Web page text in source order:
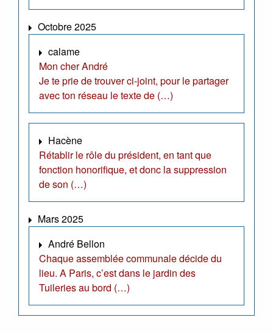
Octobre 2025
calame
Mon cher André
Je te prie de trouver ci-joint, pour le partager
avec ton réseau le texte de (…)
Hacène
Rétablir le rôle du président, en tant que
fonction honorifique, et donc la suppression
de son (…)
Mars 2025
André Bellon
Chaque assemblée communale décide du
lieu. A Paris, c’est dans le jardin des
Tuileries au bord (…)